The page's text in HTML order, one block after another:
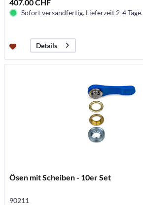
407.00 CHF
Sofort versandfertig. Lieferzeit 2-4 Tage.
Details
Ösen mit Scheiben - 10er Set
90211